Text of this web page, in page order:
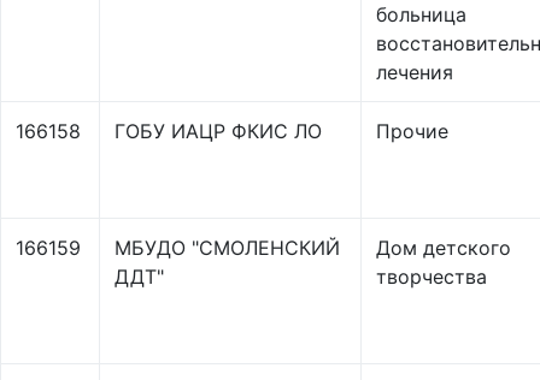
больница
лечения
166158 ГОБУ ИАЦР ФКИС ЛО Прочие
166159
МБУДО "СМОЛЕНСКИЙ
ДДТ"
Дом детского
творчества